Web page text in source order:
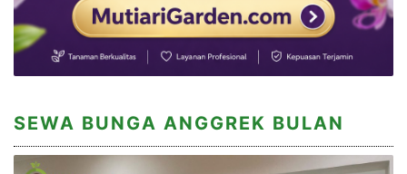
SEWA BUNGA ANGGREK BULAN